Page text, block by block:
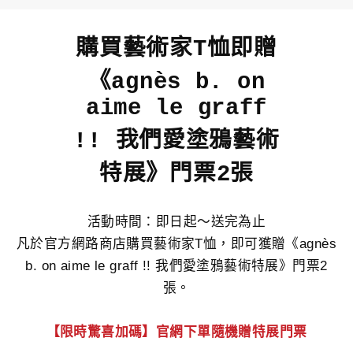
購買藝術家T恤即贈
《agnès b. on
aime le graff
!! 我們愛塗鴉藝術
特展》門票2張
活動時間：即日起～送完為止
凡於官方網路商店購買藝術家T恤，即可獲贈《agnès
b. on aime le graff !! 我們愛塗鴉藝術特展》門票2
張。
【限時驚喜加碼】官網下單隨機贈特展門票